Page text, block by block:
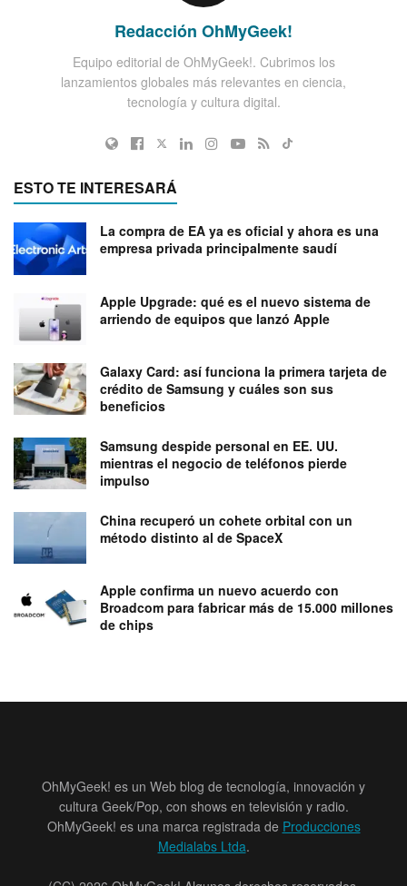
Redacción OhMyGeek!
Equipo editorial de OhMyGeek!. Cubrimos los
lanzamientos globales más relevantes en ciencia,
tecnología y cultura digital.
ESTO TE INTERESARÁ
La compra de EA ya es oficial y ahora es una
empresa privada principalmente saudí
Apple Upgrade: qué es el nuevo sistema de
arriendo de equipos que lanzó Apple
Galaxy Card: así funciona la primera tarjeta de
crédito de Samsung y cuáles son sus
beneficios
Samsung despide personal en EE. UU.
mientras el negocio de teléfonos pierde
impulso
China recuperó un cohete orbital con un
método distinto al de SpaceX
Apple confirma un nuevo acuerdo con
Broadcom para fabricar más de 15.000 millones
de chips
OhMyGeek! es un Web blog de tecnología, innovación y
cultura Geek/Pop, con shows en televisión y radio.
OhMyGeek! es una marca registrada de Producciones
Medialabs Ltda.